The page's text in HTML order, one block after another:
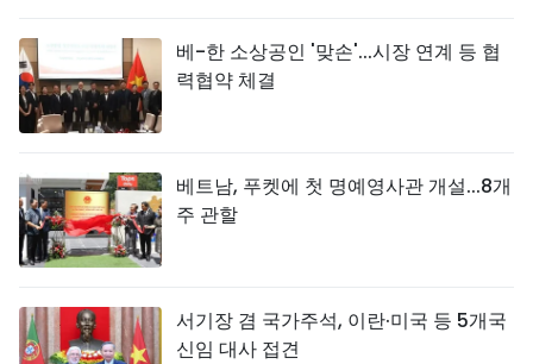
베-한 소상공인 '맞손'...시장 연계 등 협
력협약 체결
베트남, 푸켓에 첫 명예영사관 개설...8개
주 관할
서기장 겸 국가주석, 이란·미국 등 5개국
신임 대사 접견